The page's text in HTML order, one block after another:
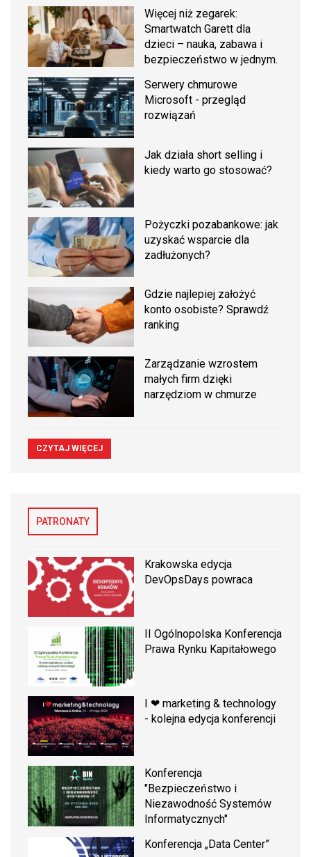
Więcej niż zegarek:
Smartwatch Garett dla
dzieci – nauka, zabawa i
bezpieczeństwo w jednym.
Serwery chmurowe
Microsoft - przegląd
rozwiązań
Jak działa short selling i
kiedy warto go stosować?
Pożyczki pozabankowe: jak
uzyskać wsparcie dla
zadłużonych?
Gdzie najlepiej założyć
konto osobiste? Sprawdź
ranking
Zarządzanie wzrostem
małych firm dzięki
narzędziom w chmurze
CZYTAJ WIĘCEJ
PATRONATY
Krakowska edycja
DevOpsDays powraca
II Ogólnopolska Konferencja
Prawa Rynku Kapitałowego
I ❤ marketing & technology
- kolejna edycja konferencji
Konferencja
"Bezpieczeństwo i
Niezawodność Systemów
Informatycznych"
Konferencja „Data Center”